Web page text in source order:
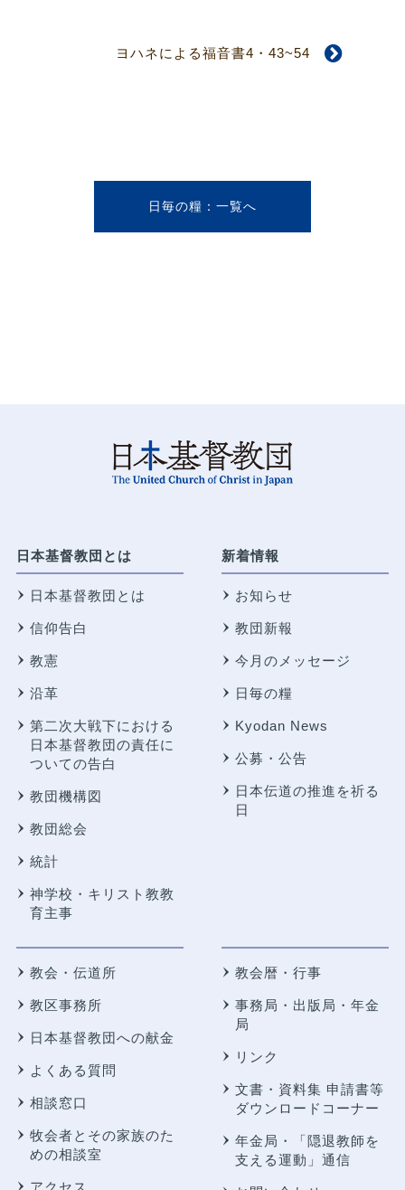
ヨハネによる福音書4・43~54
日毎の糧
日本基督教団とは
日本基督教団とは
信仰告白
教憲
沿革
第二次大戦下における
日本基督教団の責任に
ついての告白
教団機構図
教団総会
統計
神学校・キリスト教教
育主事
新着情報
お知らせ
教団新報
今月のメッセージ
日毎の糧
Kyodan News
公募・公告
日本伝道の推進を祈る
日
教会・伝道所
教区事務所
日本基督教団への献金
よくある質問
相談窓口
牧会者とその家族のた
めの相談室
アクセス
教会暦・行事
事務局・出版局・年金
局
リンク
文書・資料集 申請書等
ダウンロードコーナー
年金局・
「隠退教師を
支える運動」通信